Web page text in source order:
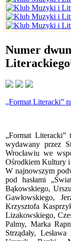
Numer
„Format Literacki”
„Format Literacki”
wydawany przez
Wrocławiu we
Ośrodkiem Kultury i
W najnowszym
pod hasłami
Bąkowskiego,
Gawłowskiego,
Krzysztofa
Lizakowskiego,
Palmy, Marka
Strządały,